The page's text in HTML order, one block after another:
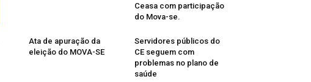
Ceasa com participação
do Mova-se.
Ata de apuração da
eleição do MOVA-SE
Servidores públicos do
CE seguem com
problemas no plano de
saúde